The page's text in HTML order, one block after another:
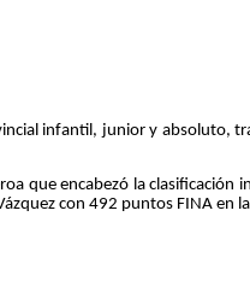
infantil, junior y absoluto,
encabezó la clasificación
con 492 puntos FINA en